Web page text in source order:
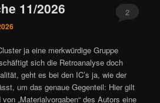
11/2026 2
ja eine merkwürdige Gruppe
sich die Retroanalyse doch
geht es bei den IC’s ja, wie der
um das genaue Gegenteil: Hier gilt
„Materialvorgaben“ des Autors eine